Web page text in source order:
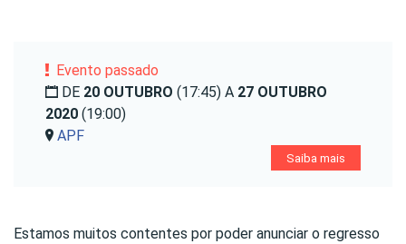
Evento passado
DE 20 OUTUBRO (17:45) A 27 OUTUBRO
2020 (19:00)
APF
Saiba mais
Estamos muitos contentes por poder anunciar o regresso